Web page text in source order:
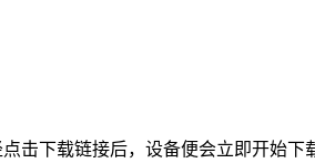
击下载链接后，设备便会立即开始